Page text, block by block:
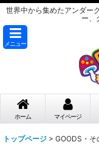
世界中から集めたアンダー
ー、
メニュー
ホーム マイページ
トップページ > GOODS・そ